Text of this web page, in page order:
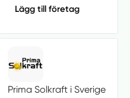
Lägg till företag
Prima Solkraft i Sverige